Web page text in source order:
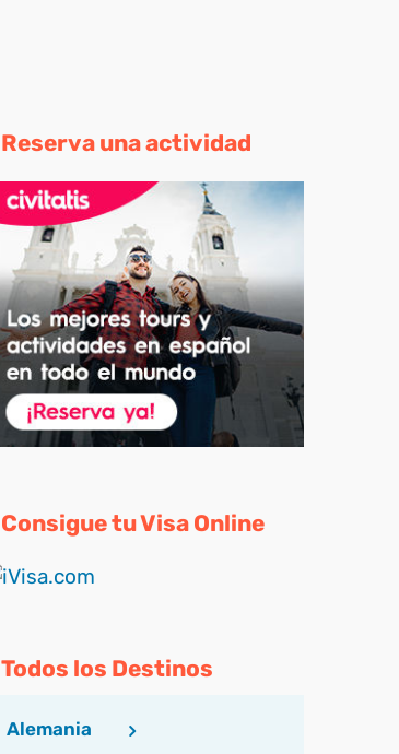
Reserva una actividad
Consigue tu Visa Online
Todos los Destinos
Alemania